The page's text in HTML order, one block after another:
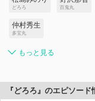
どろろ 百鬼丸
仲村秀生
多宝丸
もっと見る
『どろろ』のエピソード